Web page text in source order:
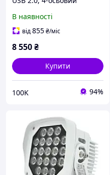
відеокамер, з дисплеєм
128x64
В наявності
від855₴/міс
8 550₴
Купити
100K 94%